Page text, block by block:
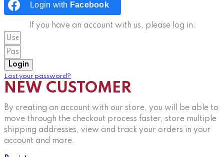
Login with Facebook
If you have an account with us, please log in.
Login
Lost your password?
NEW CUSTOMER
By creating an account with our store, you will be able to
move through the checkout process faster, store multiple
shipping addresses, view and track your orders in your
account and more.